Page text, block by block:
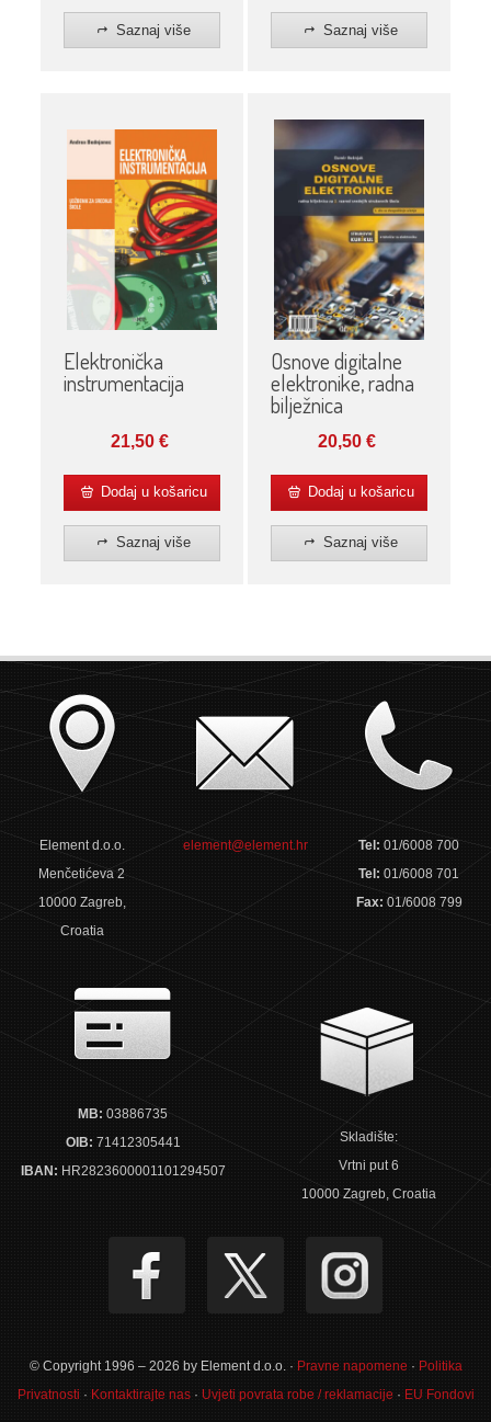
Saznaj više Saznaj više
Elektronička
instrumentacija
21,50€
Dodaj u košaricu
Saznaj više
Osnove digitalne
elektronike, radna
bilježnica
20,50€
Dodaj u košaricu
Saznaj više
Element d.o.o.
Menčetićeva 2
10000 Zagreb,
Croatia
element@element.hr Tel:01/6008 700
Tel:01/6008 701
Fax: 01/6008 799
MB: 03886735
OIB: 71412305441
IBAN: HR2823600001101294507
Skladište:
Vrtni put 6
10000 Zagreb, Croatia
© Copyright 1996 – 2026 by Element d.o.o. · Pravne napomene · Politika
Privatnosti · Kontaktirajte nas· Uvjeti povrata robe / reklamacije · EU Fondovi